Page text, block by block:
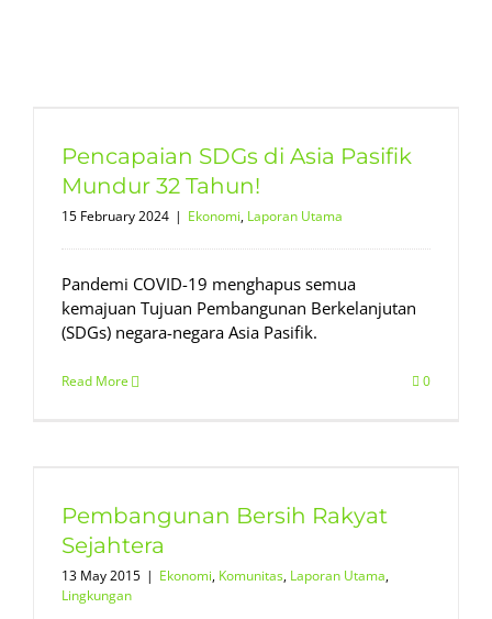
Pencapaian SDGs di Asia Pasifik
Mundur 32 Tahun!
15 February 2024 | Ekonomi, Laporan Utama
Pandemi COVID-19 menghapus semua
kemajuan Tujuan Pembangunan Berkelanjutan
(SDGs) negara-negara Asia Pasifik.
Read More 0
Pembangunan Bersih Rakyat
Sejahtera
13 May 2015 | Ekonomi, Komunitas, Laporan Utama,
Lingkungan